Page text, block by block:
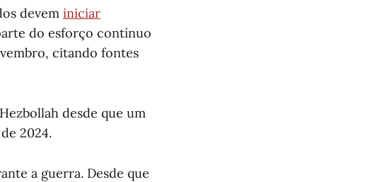
devem iniciar
do esforço contínuo
citando fontes
desde que um
2024.
a guerra. Desde que